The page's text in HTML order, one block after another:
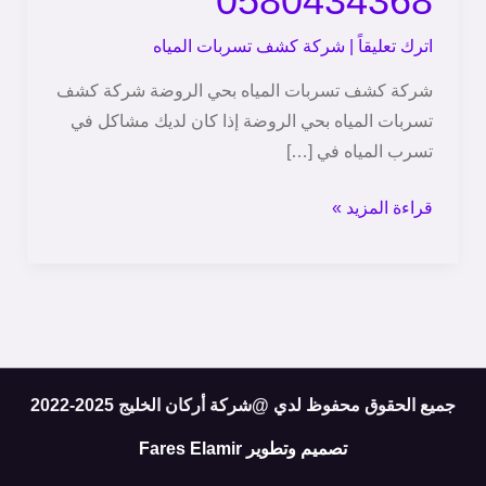
اترك تعليقاً شركة كشف تسربات المياه
شركة كشف تسربات المياه بحي الروضة شركة كشف
تسربات المياه بحي الروضة إذا كان لديك مشاكل في
تسرب المياه في […]
بحي
الروضة
0580434368
قراءة المزيد »
جميع الحقوق محفوظ لدي @شركة أركان الخليج 2025-2022
تصميم وتطوير Fares Elamir